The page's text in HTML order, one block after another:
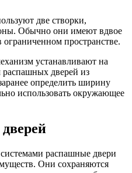
две створки,
Обычно они имеют вдвое
пространстве.
устанавливают на
распашных дверей из
определить ширину
использовать окружающее
распашные двери
Они сохраняются